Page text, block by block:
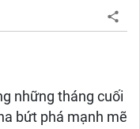
những tháng cuối
bứt phá mạnh mẽ